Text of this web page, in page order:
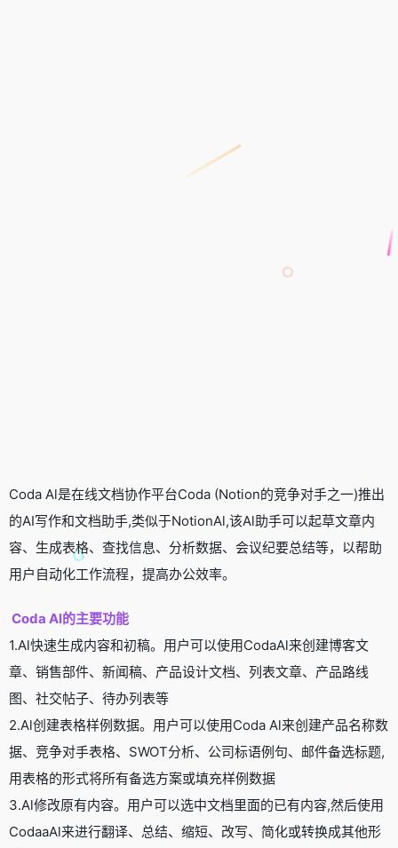
Coda Al是在线文档协作平台Coda (Notion的竞争对手之一)推出
的AI写作和文档助手,类似于NotionAl,该Al助手可以起草文章内
容、生成表格、查找信息、分析数据、会议纪要总结等，以帮助
用户自动化工作流程，提高办公效率。
Coda Al的主要功能
1.Al快速生成内容和初稿。用户可以使用CodaAl来创建博客文
章、销售部件、新闻稿、产品设计文档、列表文章、产品路线
图、社交帖子、待办列表等
2.Al创建表格样例数据。用户可以使用Coda Al来创建产品名称数
据、竞争对手表格、SWOT分析、公司标语例句、邮件备选标题,
用表格的形式将所有备选方案或填充样例数据
3.Al修改原有内容。用户可以选中文档里面的已有内容,然后使用
CodaaAl来进行翻译、总结、缩短、改写、简化或转换成其他形